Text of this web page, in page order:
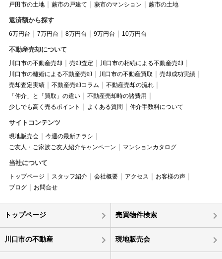
戸田市の土地
蕨市の戸建て 蕨市のマンション 蕨市の土地
返済額から探す
6万円台 7万円台 8万円台 9万円台 10万円台
不動産売却について
川口市の不動産売却 売却査定
川口市の相続による不動産売却
川口市の離婚による不動産売却
川口市の不動産買取
売却成功実績
売却査定実績
不動産売却コラム
不動産売却の流れ
「仲介」と「買取」の違い
不動産売却時の諸費用
少しでも高く売るポイント
よくある質問 仲介手数料について
サイトコンテンツ
現地販売会
今週の最新チラシ
ご友人・ご家族ご友人紹介キャンペーン
マンションカタログ
当社について
トップページ スタッフ紹介 会社概要 アクセス
お客様の声
ブログ
お問合せ
トップページ 売買物件検索
川口市の不動産 現地販売会